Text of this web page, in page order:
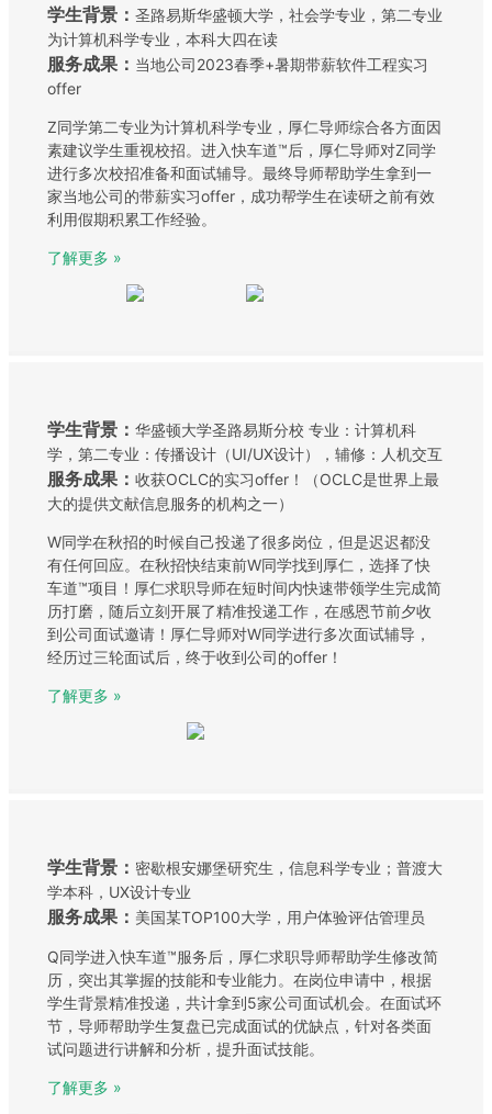
学生背景： 圣路易斯华盛顿大学，社会学专业，第二专业
为计算机科学专业，本科大四在读
服务成果： 当地公司2023春季+暑期带薪软件工程实习
offer
Z同学第二专业为计算机科学专业，厚仁导师综合各方面因
素建议学生重视校招。进入快车道™后，厚仁导师对Z同学
进行多次校招准备和面试辅导。最终导师帮助学生拿到一
家当地公司的带薪实习offer，成功帮学生在读研之前有效
利用假期积累工作经验。
了解更多 »
学生背景： 华盛顿大学圣路易斯分校 专业：计算机科
学，第二专业：传播设计（UI/UX设计），辅修：人机交互
服务成果： 收获OCLC的实习offer！（OCLC是世界上最
大的提供文献信息服务的机构之一）
W同学在秋招的时候自己投递了很多岗位，但是迟迟都没
有任何回应。在秋招快结束前W同学找到厚仁，选择了快
车道™项目！厚仁求职导师在短时间内快速带领学生完成简
历打磨，随后立刻开展了精准投递工作，在感恩节前夕收
到公司面试邀请！厚仁导师对W同学进行多次面试辅导，
经历过三轮面试后，终于收到公司的offer！
了解更多 »
学生背景： 密歇根安娜堡研究生，信息科学专业；普渡大
学本科，UX设计专业
服务成果： 美国某TOP100大学，用户体验评估管理员
Q同学进入快车道™服务后，厚仁求职导师帮助学生修改简
历，突出其掌握的技能和专业能力。在岗位申请中，根据
学生背景精准投递，共计拿到5家公司面试机会。在面试环
节，导师帮助学生复盘已完成面试的优缺点，针对各类面
试问题进行讲解和分析，提升面试技能。
了解更多 »